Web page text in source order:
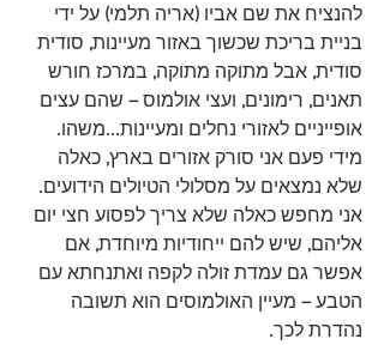
להנציח את שם אביו (אריה תלמי) על ידי
בניית בריכת שכשוך באזור מעיינות, סודית
סודית, אבל מתוקה מתוקה, במרכז חורש
תאנים, רימונים, ועצי אולמוס – שהם עצים
אופייניים לאזורי נחלים ומעיינות...משהו.
מידי פעם אני סורק אזורים בארץ, כאלה
שלא נמצאים על מסלולי הטיולים הידועים.
אני מחפש כאלה שלא צריך לפסוע חצי יום
אליהם, שיש להם ייחודיות מיוחדת, אם
אפשר גם עמדת זולה לקפה ואתנחתא עם
הטבע – מעיין האולמוסים הוא תשובה
נהדרת לכך.